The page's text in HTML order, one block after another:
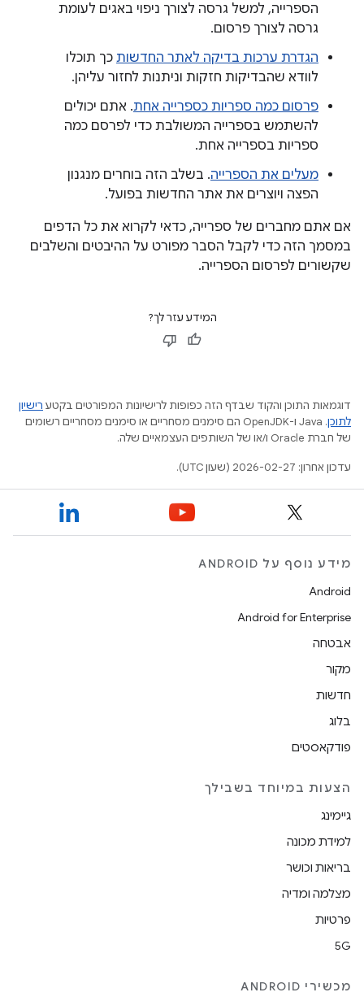
הספרייה, למשל גרסה לצורך ניפוי באגים לעומת
גרסה לצורך פרסום.
הגדרת ערכות בדיקה לאתר החדשות כך תוכלו
לוודא שהבדיקות חזקות וניתנות לחזור עליהן.
פרסום כמה ספריות כספרייה אחת. אתם יכולים
להשתמש בספרייה המשולבת כדי לפרסם כמה
ספריות בספרייה אחת.
מעלים את הספרייה. בשלב הזה בוחרים מנגנון
הפצה ויוצרים את אתר החדשות בפועל.
אם אתם מחברים של ספרייה, כדאי לקרוא את כל הדפים
במסמך הזה כדי לקבל הסבר מפורט על ההיבטים והשלבים
שקשורים לפרסום הספרייה.
המידע עזר לך?
דוגמאות התוכן והקוד שבדף הזה כפופות לרישיונות המפורטים בקטע רישיון
לתוכן
.‏ Java ו-OpenJDK הם סימנים מסחריים או סימנים מסחריים רשומים
של חברת Oracle ו/או של השותפים העצמאיים שלה.
עדכון אחרון: 2026-02-27 (שעון UTC).
מידע נוסף על ANDROID
Android
Android for Enterprise
אבטחה
מקור
חדשות
בלוג
פודקאסטים
הצעות במיוחד בשבילך
גיימינג
למידת מכונה
בריאות וכושר
מצלמה ומדיה
פרטיות
5G
מכשירי ANDROID